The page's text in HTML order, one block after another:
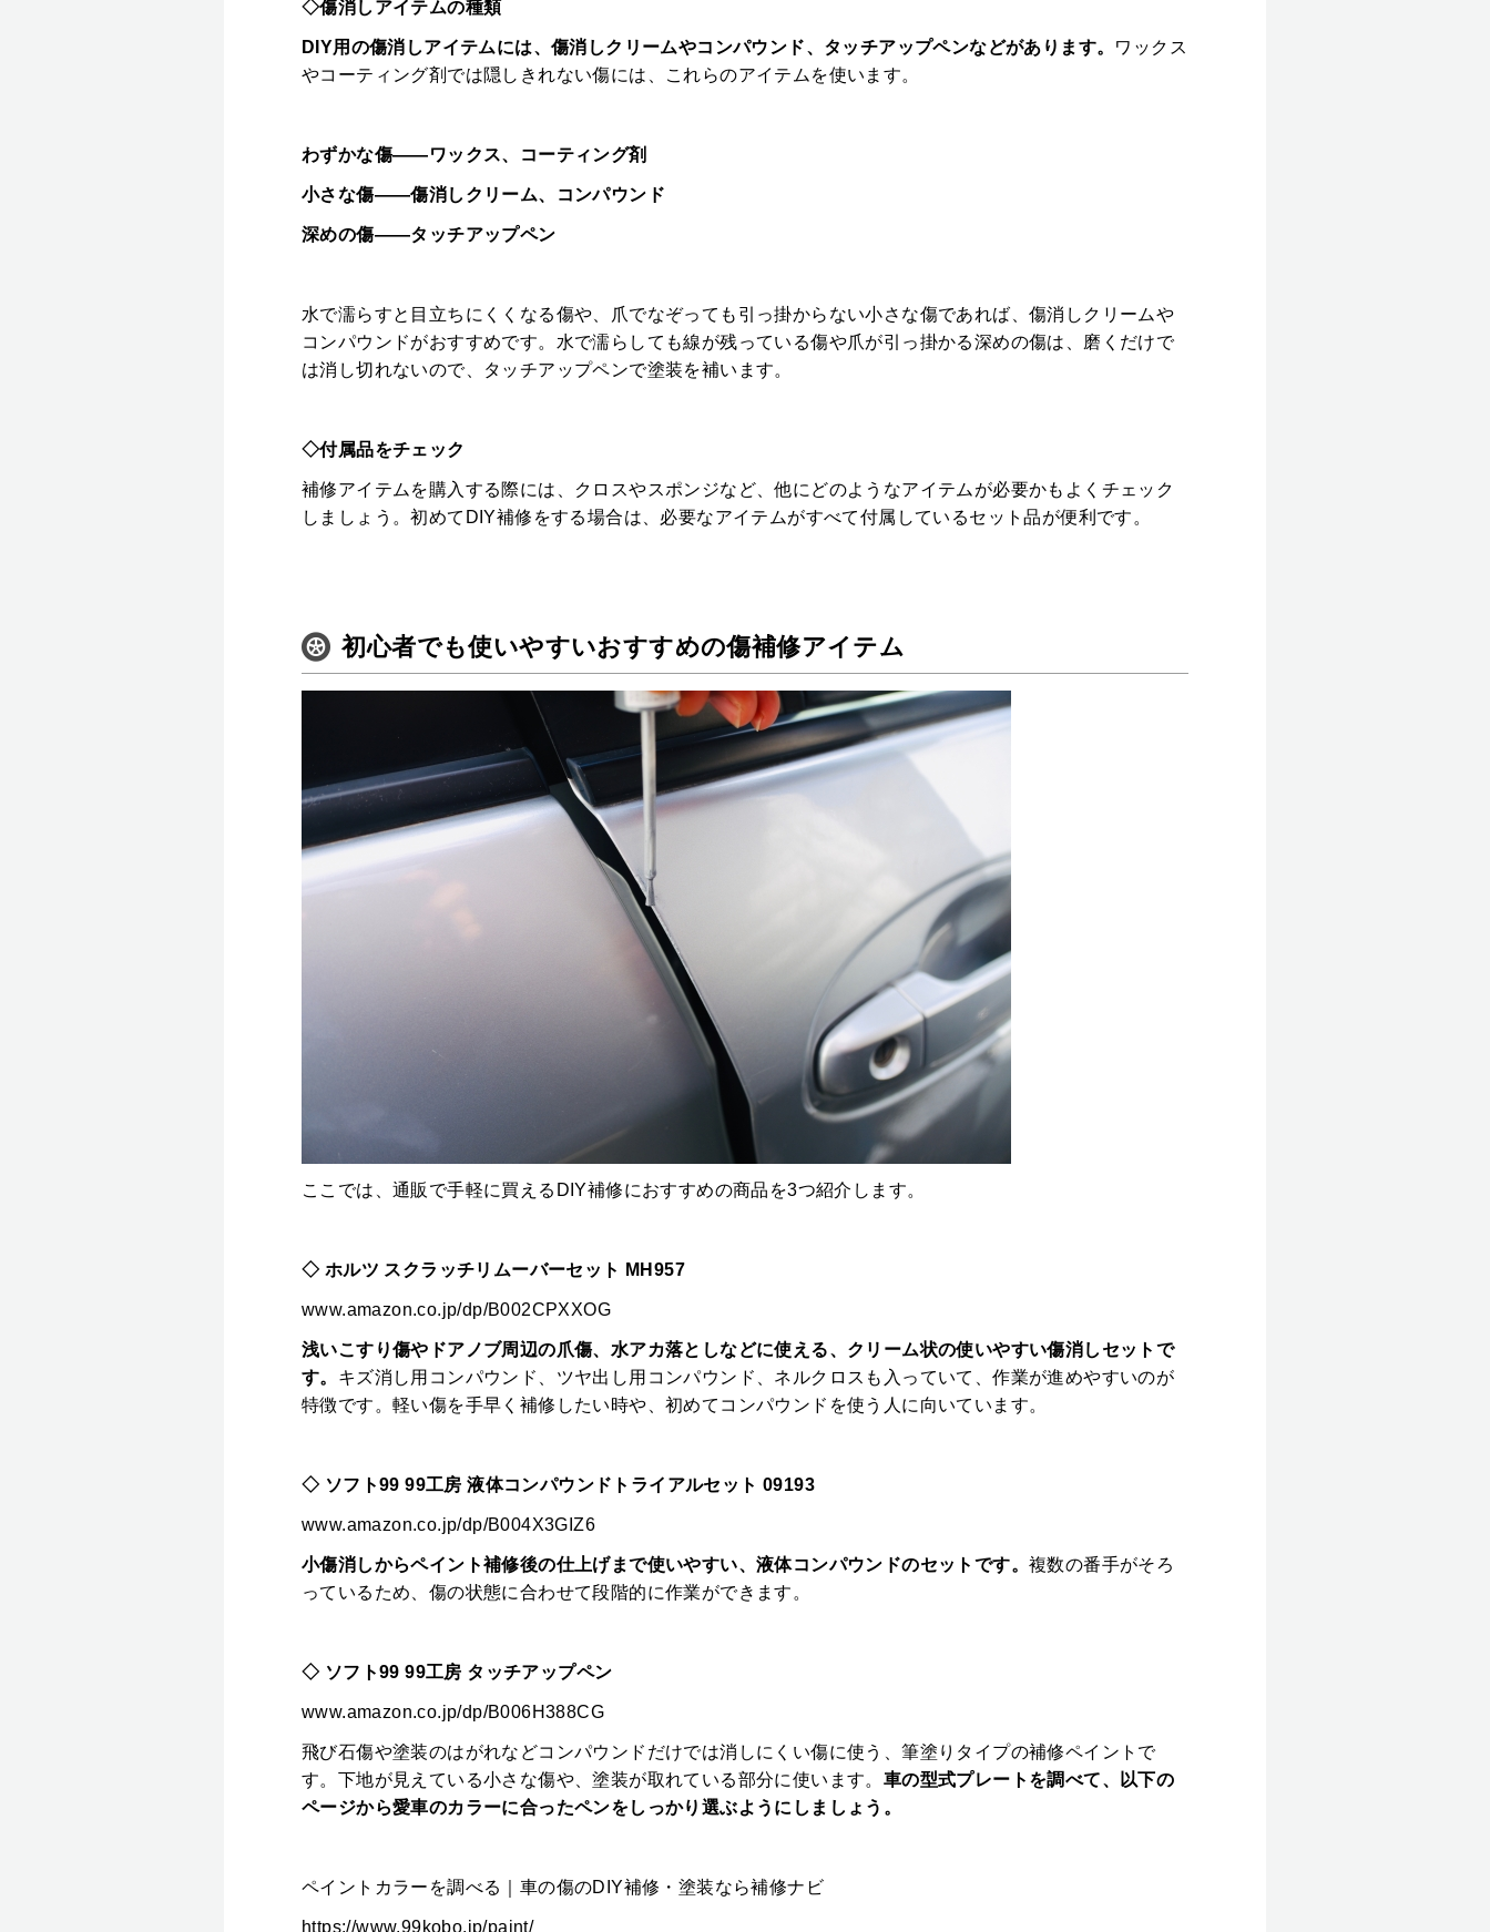
みんなのコラム
ペットNOW
運営会社
◇傷消しアイテムの種類
DIY用の傷消しアイテムには、傷消しクリームやコンパウンド、タッチアップペンなどがあります。 ワックス
やコーティング剤では隠しきれない傷には、これらのアイテムを使います。
わずかな傷――ワックス、コーティング剤
小さな傷――傷消しクリーム、コンパウンド
深めの傷――タッチアップペン
水で濡らすと目立ちにくくなる傷や、爪でなぞっても引っ掛からない小さな傷であれば、傷消しクリームや
コンパウンドがおすすめです。水で濡らしても線が残っている傷や爪が引っ掛かる深めの傷は、磨くだけで
は消し切れないので、タッチアップペンで塗装を補います。
◇付属品をチェック
補修アイテムを購入する際には、クロスやスポンジなど、他にどのようなアイテムが必要かもよくチェック
しましょう。初めてDIY補修をする場合は、必要なアイテムがすべて付属しているセット品が便利です。
初心者でも使いやすいおすすめの傷補修アイテム
ここでは、通販で手軽に買えるDIY補修におすすめの商品を3つ紹介します。
◇ ホルツ スクラッチリムーバーセット MH957
www.amazon.co.jp/dp/B002CPXXOG
浅いこすり傷やドアノブ周辺の爪傷、水アカ落としなどに使える、クリーム状の使いやすい傷消しセットで
す。 キズ消し用コンパウンド、ツヤ出し用コンパウンド、ネルクロスも入っていて、作業が進めやすいのが
特徴です。軽い傷を手早く補修したい時や、初めてコンパウンドを使う人に向いています。
◇ ソフト99 99工房 液体コンパウンドトライアルセット 09193
www.amazon.co.jp/dp/B004X3GIZ6
小傷消しからペイント補修後の仕上げまで使いやすい、液体コンパウンドのセットです。 複数の番手がそろ
っているため、傷の状態に合わせて段階的に作業ができます。
◇ ソフト99 99工房 タッチアップペン
www.amazon.co.jp/dp/B006H388CG
飛び石傷や塗装のはがれなどコンパウンドだけでは消しにくい傷に使う、筆塗りタイプの補修ペイントで
す。下地が見えている小さな傷や、塗装が取れている部分に使います。 車の型式プレートを調べて、以下の
ページから愛車のカラーに合ったペンをしっかり選ぶようにしましょう。
ペイントカラーを調べる｜車の傷のDIY補修・塗装なら補修ナビ
https://www.99kobo.jp/paint/